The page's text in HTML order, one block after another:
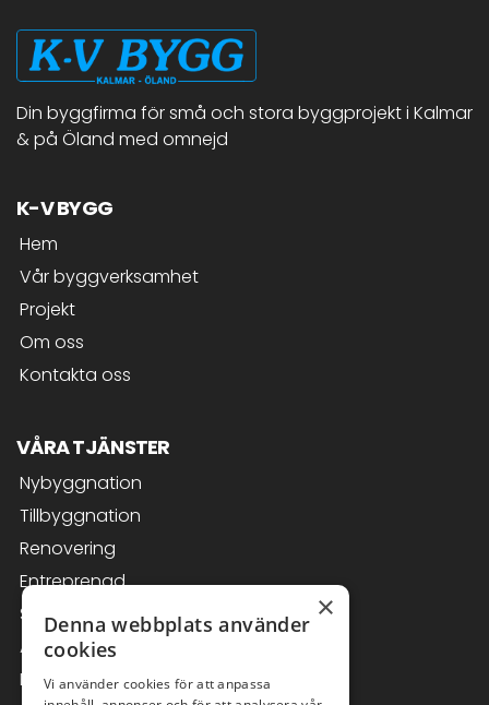
Din byggfirma för små och stora byggprojekt i Kalmar
& på Öland med omnejd
K-V BYGG
Hem
Vår byggverksamhet
Projekt
Om oss
Kontakta oss
VÅRA TJÄNSTER
Nybyggnation
Tillbyggnation
Renovering
Entreprenad
Skadereparationer
Arkitekttjänster
Badrumsrenovering
×
Denna webbplats använder
cookies
Vi använder cookies för att anpassa